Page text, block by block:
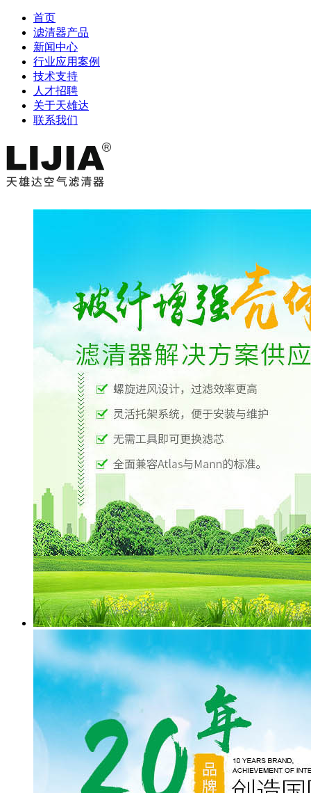
首页
滤清器产品
新闻中心
行业应用案例
技术支持
人才招聘
关于天雄达
联系我们